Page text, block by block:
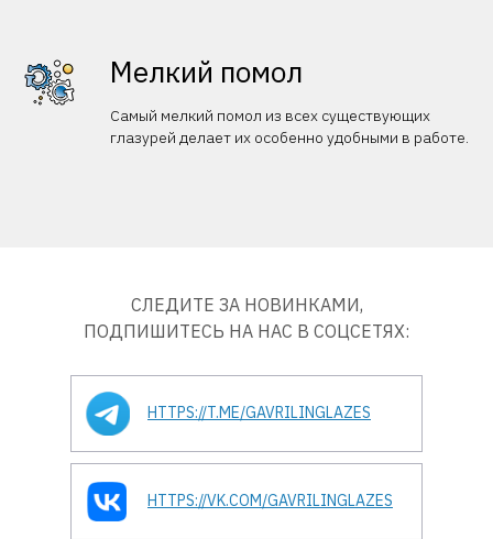
Мелкий помол
Самый мелкий помол из всех существующих
глазурей делает их особенно удобными в работе.
СЛЕДИТЕ ЗА НОВИНКАМИ,
ПОДПИШИТЕСЬ НА НАС В СОЦСЕТЯХ:
HTTPS://T.ME/GAVRILINGLAZES
HTTPS://VK.COM/GAVRILINGLAZES